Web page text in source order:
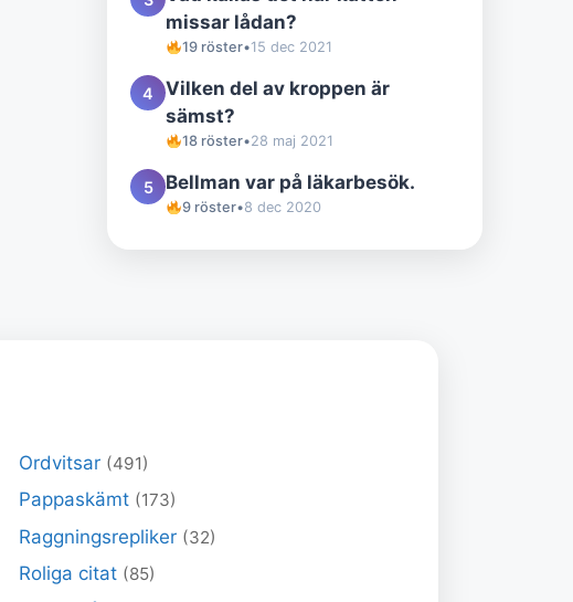
missar lådan?
19 röster•15 dec 2021
4
Vilken del av kroppen är
sämst?
18 röster•28 maj 2021
5 Bellman var på läkarbesök.
9 röster•8 dec 2020
Ordvitsar (491)
Pappaskämt (173)
Raggningsrepliker (32)
Roliga citat (85)